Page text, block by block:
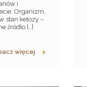
i
Organizm,
stan ketozy –
źródło […]
więcej